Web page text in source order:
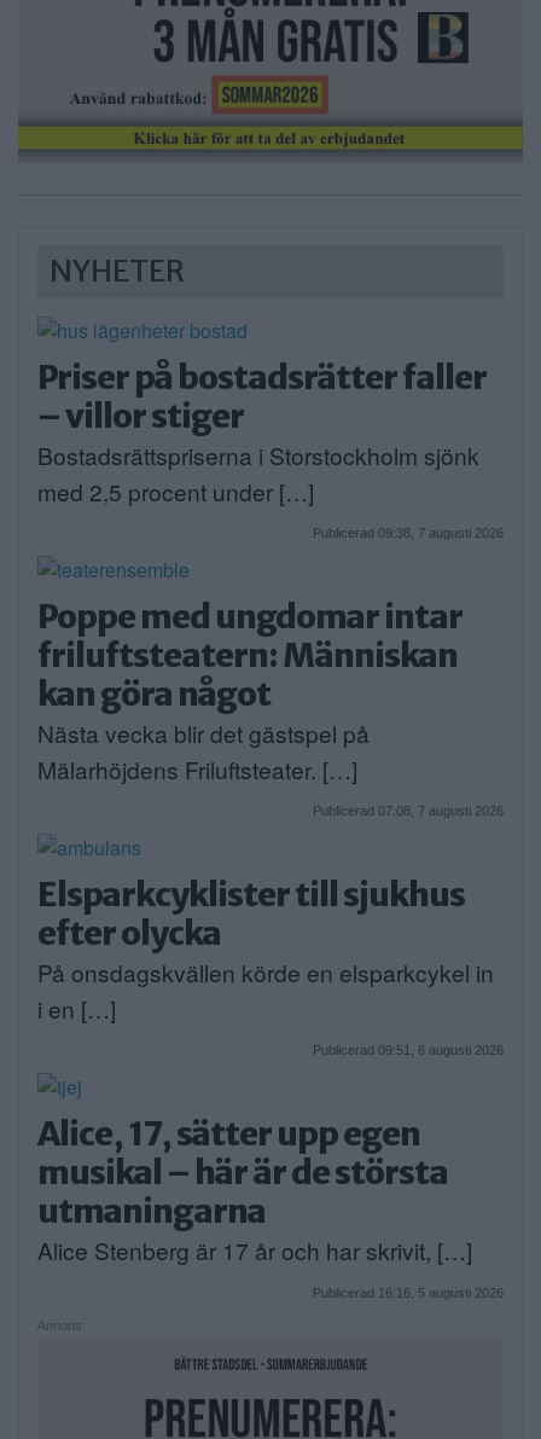
NYHETER
Priser på bostadsrätter faller
– villor stiger
Bostadsrättspriserna i Storstockholm sjönk
med 2,5 procent under […]
Publicerad 09:38, 7 augusti 2026
Poppe med ungdomar intar
friluftsteatern: Människan
kan göra något
Nästa vecka blir det gästspel på
Mälarhöjdens Friluftsteater. […]
Publicerad 07:08, 7 augusti 2026
Elsparkcyklister till sjukhus
efter olycka
På onsdagskvällen körde en elsparkcykel in
i en […]
Publicerad 09:51, 6 augusti 2026
Alice, 17, sätter upp egen
musikal – här är de största
utmaningarna
Alice Stenberg är 17 år och har skrivit, […]
Publicerad 16:16, 5 augusti 2026
Annons: